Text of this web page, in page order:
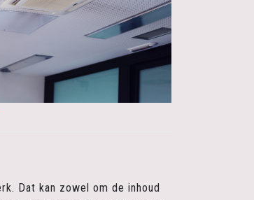
Dat kan zowel om de inhoud